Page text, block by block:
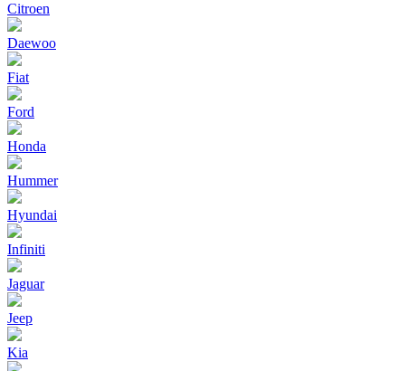
Citroen
Daewoo
Fiat
Ford
Honda
Hummer
Hyundai
Infiniti
Jaguar
Jeep
Kia